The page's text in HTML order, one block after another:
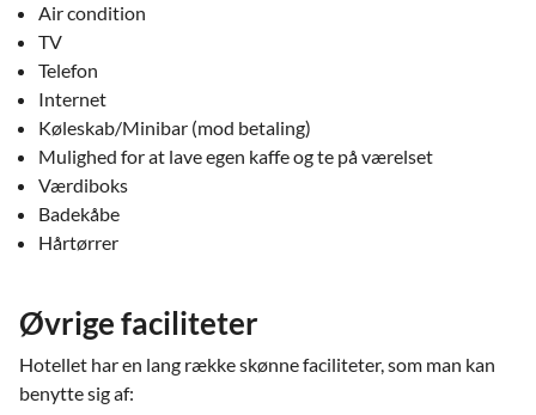
Air condition
TV
Telefon
Internet
Køleskab/Minibar (mod betaling)
Mulighed for at lave egen kaffe og te på værelset
Værdiboks
Badekåbe
Hårtørrer
Øvrige faciliteter
Hotellet har en lang række skønne faciliteter, som man kan
benytte sig af: